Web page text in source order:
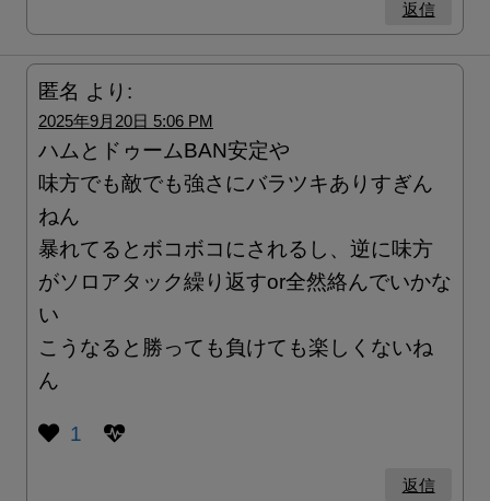
返信
匿名 より:
2025年9月20日 5:06 PM
ハムとドゥームBAN安定や
味方でも敵でも強さにバラツキありすぎん
ねん
暴れてるとボコボコにされるし、逆に味方
がソロアタック繰り返すor全然絡んでいかな
い
こうなると勝っても負けても楽しくないね
ん
1
返信